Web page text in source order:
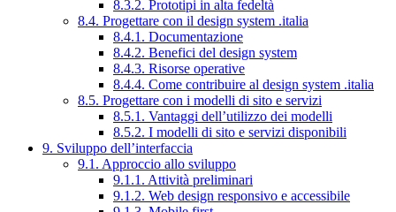
8.3.2. Prototipi in alta fedeltà
8.4. Progettare con il design system .italia
8.4.1. Documentazione
8.4.2. Benefici del design system
8.4.3. Risorse operative
8.4.4. Come contribuire al design system .italia
8.5. Progettare con i modelli di sito e servizi
8.5.1. Vantaggi dell’utilizzo dei modelli
8.5.2. I modelli di sito e servizi disponibili
9. Sviluppo dell’interfaccia
9.1. Approccio allo sviluppo
9.1.1. Attività preliminari
9.1.2. Web design responsivo e accessibile